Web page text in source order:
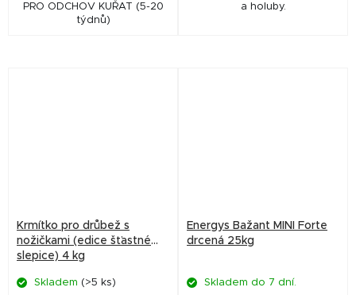
PRO ODCHOV KUŘAT (5-20
týdnů)
a holuby.
Krmítko pro drůbež s
nožičkami (edice šťastné
slepice) 4 kg
Skladem (>5 ks)
Energys Bažant MINI Forte
drcená 25kg
Skladem do 7 dní.